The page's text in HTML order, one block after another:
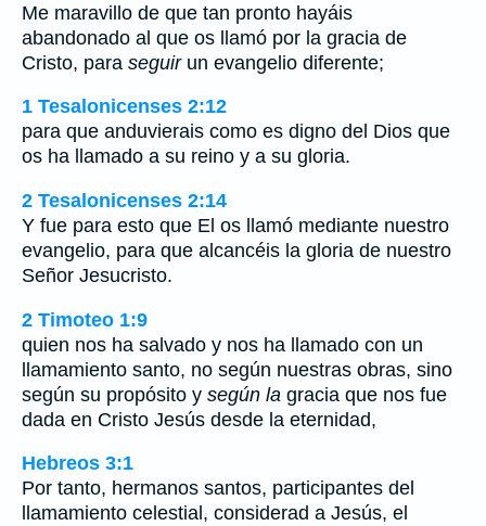
Me maravillo de que tan pronto hayáis
abandonado al que os llamó por la gracia de
Cristo, para seguirun evangelio diferente;
1 Tesalonicenses 2:12
para que anduvierais como es digno del Dios que
os ha llamado a su reino y a su gloria.
2 Tesalonicenses 2:14
Y fue para esto que El os llamó mediante nuestro
evangelio, para que alcancéis la gloria de nuestro
Señor Jesucristo.
2 Timoteo 1:9
quien nos ha salvado y nos ha llamado con un
llamamiento santo, no según nuestras obras, sino
según su propósito y según la gracia que nos fue
dada en Cristo Jesús desde la eternidad,
Hebreos 3:1
Por tanto, hermanos santos, participantes del
llamamiento celestial, considerad a Jesús, el